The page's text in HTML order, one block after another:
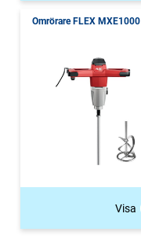
Omrörare FLEX MXE1000
Visa